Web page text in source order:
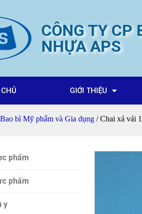
CÔNG TY CP
NHỰA APS
GIỚI THIỆU
Bao bì Mỹ phẩm và Gia dụng / Chai xả vải
phẩm
phẩm
y